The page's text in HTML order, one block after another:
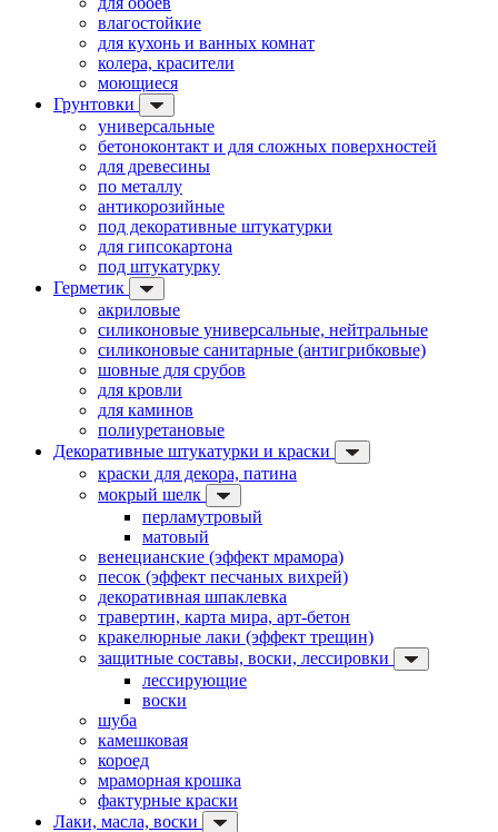
влагостойкие
для кухонь и ванных комнат
колера, красители
моющиеся
Грунтовки
универсальные
бетоноконтакт и для сложных поверхностей
для древесины
по металлу
антикорозийные
под декоративные штукатурки
для гипсокартона
под штукатурку
Герметик
акриловые
силиконовые универсальные, нейтральные
силиконовые санитарные (антигрибковые)
шовные для срубов
для кровли
для каминов
полиуретановые
Декоративные штукатурки и краски
краски для декора, патина
мокрый шелк
перламутровый
матовый
венецианские (эффект мрамора)
песок (эффект песчаных вихрей)
декоративная шпаклевка
травертин, карта мира, арт-бетон
кракелюрные лаки (эффект трещин)
защитные составы, воски, лессировки
лессирующие
воски
шуба
камешковая
короед
мраморная крошка
фактурные краски
Лаки, масла, воски